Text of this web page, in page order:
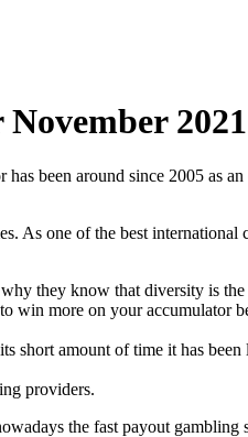
2021
been around since 2005 as
As one of the best international
they know that diversity is the
win more on your accumulator
short amount of time it has been
providers.
the fast payout gambling